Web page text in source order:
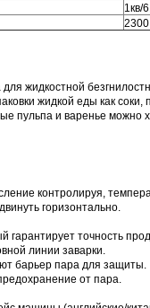
1кв/
жидкостной
жидкой еды как
пульпа и варенье можно
контролируя,
горизонтально.
гарантирует точность
линии заварки.
барьер пара для защиты.
от пара.